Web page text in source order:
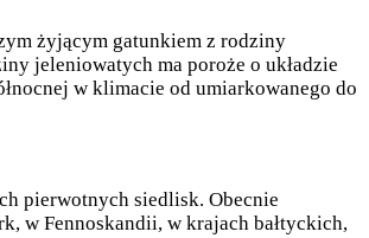
żyjącym gatunkiem z rodziny
jeleniowatych ma poroże o układzie
w klimacie od umiarkowanego do
pierwotnych siedlisk. Obecnie
w Fennoskandii, w krajach bałtyckich,